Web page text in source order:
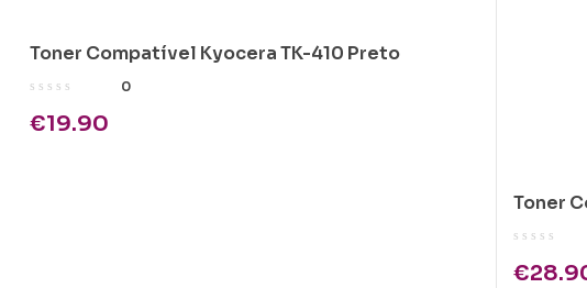
Toner Compatível Kyocera TK-410 Preto
0
€19.90
Toner
€